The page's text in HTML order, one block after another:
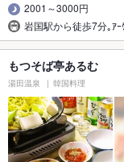
2001～3000円
岩国駅から徒歩7分｡ｱ
もつそば亭あるむ
湯田温泉 韓国料理